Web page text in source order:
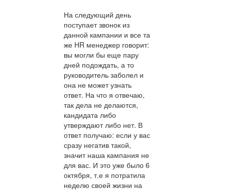
На следующий день
поступает звонок из
данной кампании и все та
же HR менеджер говорит:
вы могли бы еще пару
дней подождать, а то
руководитель заболел и
она не может узнать
ответ. На что я отвечаю,
так дела не делаются,
кандидата либо
утверждают либо нет. В
ответ получаю: если у вас
сразу негатив такой,
значит наша кампания не
для вас. И это уже было 6
октября, т.е я потратила
неделю своей жизни на